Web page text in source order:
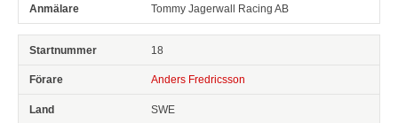
Tommy Jagerwall Racing AB
18
Anders Fredricsson
SWE